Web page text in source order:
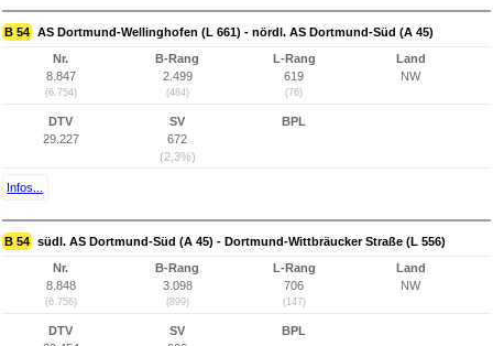
B 54 AS Dortmund-Wellinghofen (L 661) - nördl. AS Dortmund-Süd (A 45)
Nr.
8.847
(6.754)
B-Rang
2.499
(484)
L-Rang
619
(76)
Land
NW
DTV
29.227
SV
672
(2,3%)
BPL
Infos...
B 54 südl. AS Dortmund-Süd (A 45) - Dortmund-Wittbräucker Straße (L 556)
Nr.
8.848
(6.756)
B-Rang
3.098
(899)
L-Rang
706
(147)
Land
NW
DTV
SV
BPL